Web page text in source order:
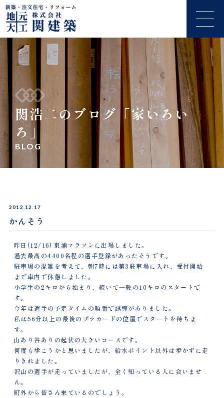
関浩二のブログ「家いろい
ろ」
BLOG
2012.12.17
かんそう
昨日(12/16) 東浦マラソンに出場しました。
過去最高の4400名程の選手登録があったそうです。
駐車場の混雑を考えて、朝7時には第3駐車場に入れ、受付開始
まで車内で休憩しました。
小学生の2キロから始まり、続いて一般の10キロのスタートで
す。
今年は選手の予定タイムの順番で誘導がありました。
私は56分以上の最後のプラカードの位置でスタートを待ちま
す。
山あり谷ありの起伏の大きいコースです。
何度も歩こうかと思いましたが、給水ポイント以外は歩かずに走
りきれました。
沢山の選手が走っていましたが、全く知っている人に会いませ
ん。
町外から皆さん来ているのでしょう。